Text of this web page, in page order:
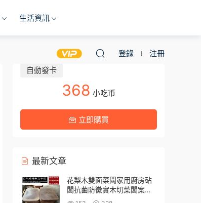
生活資訊
登錄 注冊
自動發卡
368 小吃币
立即購買
最新文章
花梨木雙面菜闆家用廚房砧
闆抗菌防黴實木切菜闆案闆
加厚刀砧闆粘闆